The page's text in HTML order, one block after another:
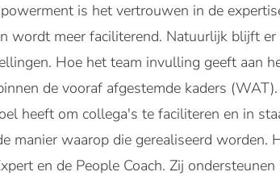
is het vertrouwen in de
wordt meer faciliterend. Natuurlijk blijft
Hoe het team invulling geeft aan
de vooraf afgestemde kaders
heeft om collega's te faciliteren en in
manier waarop die gerealiseerd
en de People Coach. Zij